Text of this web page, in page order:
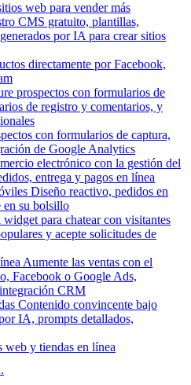
web para vender más
CMS gratuito, plantillas,
por IA para crear sitios
directamente por Facebook,
prospectos con formularios de
de registro y comentarios, y
con formularios de captura,
de Google Analytics
electrónico con la gestión del
entrega y pagos en línea
Diseño reactivo, pedidos en
en su bolsillo
para chatear con visitantes
y acepte solicitudes de
Aumente las ventas con el
Facebook o Google Ads,
CRM
Contenido convincente bajo
IA, prompts detallados,
web y tiendas en línea